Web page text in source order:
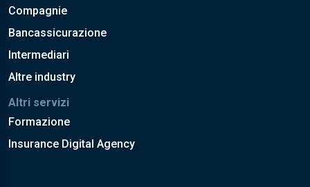
Compagnie
Bancassicurazione
Intermediari
Altre industry
Altri servizi
Formazione
Insurance Digital Agency